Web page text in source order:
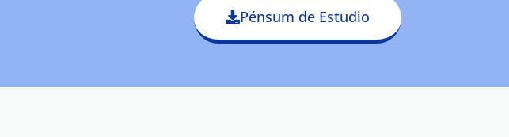
Pénsum de Estudio